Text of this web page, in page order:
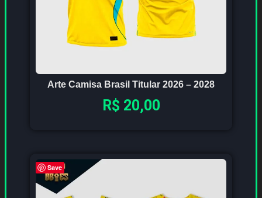
Arte Camisa Brasil Titular 2026 – 2028
R$ 20,00
Save